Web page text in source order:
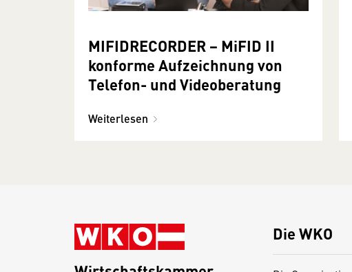
MIFIDRECORDER − MiFID II
konforme Aufzeichnung von
Telefon- und Videoberatung
Weiterlesen
Die WKO